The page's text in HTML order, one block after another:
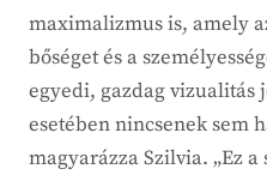
maximalizmus is, amely
bőséget és a
egyedi, gazdag
esetében nincsenek sem
magyarázza Szilvia. „Ez